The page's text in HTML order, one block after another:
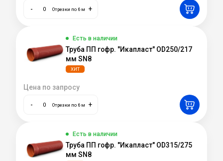
- Отрезки по 6 м +
Есть в наличии
Труба ПП гофр. "Икапласт" OD250/217
мм SN8
ХИТ
Цена по запросу
- Отрезки по 6 м +
Есть в наличии
Труба ПП гофр. "Икапласт" OD315/275
мм SN8